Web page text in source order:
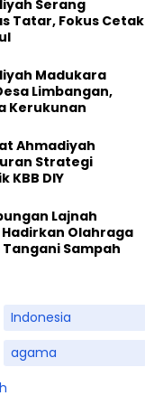
Serang
Tatar, Fokus Cetak
Madukara
Limbangan,
Kerukunan
Ahmadiyah
Strategi
KBB DIY
Lajnah
Olahraga
Sampah
Indonesia
agama